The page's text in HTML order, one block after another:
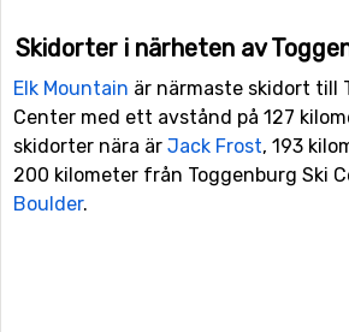
Skidorter i närheten av
Elk Mountain är närmaste skidort till
Center med ett avstånd på 127
skidorter nära är Jack Frost, 193
200 kilometer från Toggenburg Ski
Boulder.